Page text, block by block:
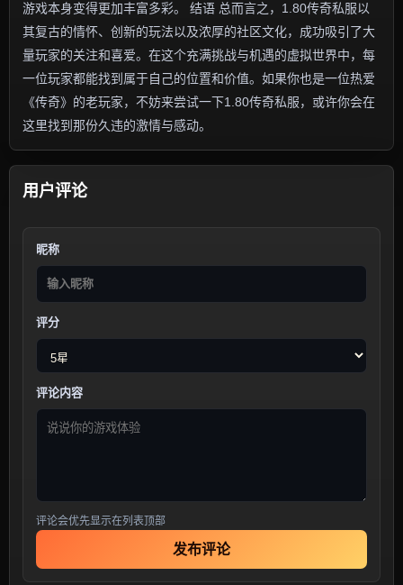
游戏本身变得更加丰富多彩。 结语 总而言之，1.80传奇私服以
其复古的情怀、创新的玩法以及浓厚的社区文化，成功吸引了大
量玩家的关注和喜爱。在这个充满挑战与机遇的虚拟世界中，每
一位玩家都能找到属于自己的位置和价值。如果你也是一位热爱
《传奇》的老玩家，不妨来尝试一下1.80传奇私服，或许你会在
这里找到那份久违的激情与感动。
用户评论
昵称
评分
评论内容
评论会优先显示在列表顶部
发布评论